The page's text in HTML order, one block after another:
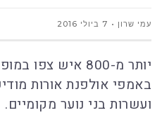
עמי שרון 7 ביולי 2016
יותר מ-800 איש
באמפי אולפנת אורות
ועשרות בני נוער מקומיים.